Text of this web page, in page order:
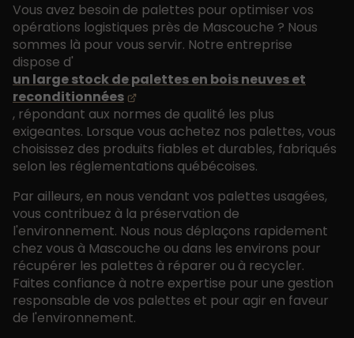
Vous avez besoin de palettes pour optimiser vos
opérations logistiques près de Mascouche ? Nous
sommes là pour vous servir. Notre entreprise
dispose d'
un large stock de palettes en bois neuves et
reconditionnées
, répondant aux normes de qualité les plus
exigeantes. Lorsque vous achetez nos palettes, vous
choisissez des produits fiables et durables, fabriqués
selon les réglementations québécoises.
Par ailleurs, en nous vendant vos palettes usagées,
vous contribuez à la préservation de
l'environnement. Nous nous déplaçons rapidement
chez vous à Mascouche ou dans les environs pour
récupérer les palettes à réparer ou à recycler.
Faites confiance à notre expertise pour une gestion
responsable de vos palettes et pour agir en faveur
de l'environnement.